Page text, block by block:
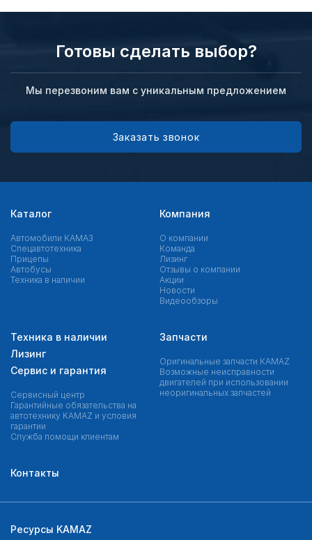
Готовы сделать выбор?
Мы перезвоним вам с уникальным предложением
Заказать звонок
Каталог
Автомобили КАМАЗ
Спецавтотехника
Прицепы
Автобусы
Техника в наличии
Компания
О компании
Команда
Лизинг
Отзывы о компании
Акции
Новости
Видеообзоры
Техника в наличии
Лизинг
Сервис и гарантия
Сервисный центр
Гарантийные обязательства на
автотехнику KAMAZ и условия
гарантии
Служба помощи клиентам
Запчасти
Оригинальные запчасти КAMAZ
Возможные неисправности
двигателей при использовании
неоригинальных запчастей
Контакты
Ресурсы KAMAZ